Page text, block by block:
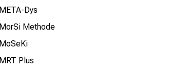
META-Dys
MorSi Methode
MoSeKi
MRT Plus